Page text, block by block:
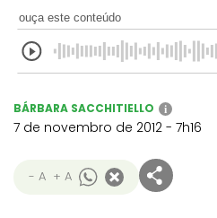
ouça este conteúdo
BÁRBARA SACCHITIELLO i
7 de novembro de 2012 - 7h16
- A + A